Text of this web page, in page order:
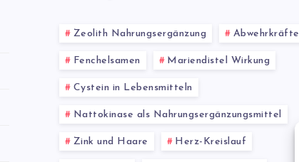
Zeolith Nahrungsergänzung Abwehrkräfte
Fenchelsamen Mariendistel Wirkung
Cystein in Lebensmitteln
Nattokinase als Nahrungsergänzungsmittel
Zink und Haare Herz-Kreislauf